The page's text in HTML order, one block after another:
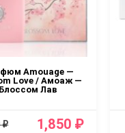
Amouage —
Love / Амоаж —
Блоссом Лав
₽ 1,850 ₽